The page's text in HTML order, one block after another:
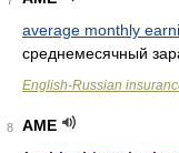
average monthly
cрeднeмecячный
English-Russian
8
AME